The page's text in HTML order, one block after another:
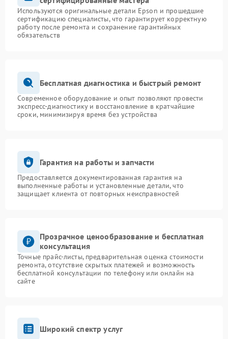
Используются оригинальные детали Epson и прошедшие
сертификацию специалисты, что гарантирует корректную
работу после ремонта и сохранение гарантийных
обязательств
Бесплатная диагностика и быстрый ремонт
Современное оборудование и опыт позволяют провести
экспресс-диагностику и восстановление в кратчайшие
сроки, минимизируя время без устройства
Гарантия на работы и запчасти
Предоставляется документированная гарантия на
выполненные работы и установленные детали, что
защищает клиента от повторных неисправностей
Прозрачное ценообразование и бесплатная
консультация
Точные прайс-листы, предварительная оценка стоимости
ремонта, отсутствие скрытых платежей и возможность
бесплатной консультации по телефону или онлайн на
сайте
Широкий спектр услуг